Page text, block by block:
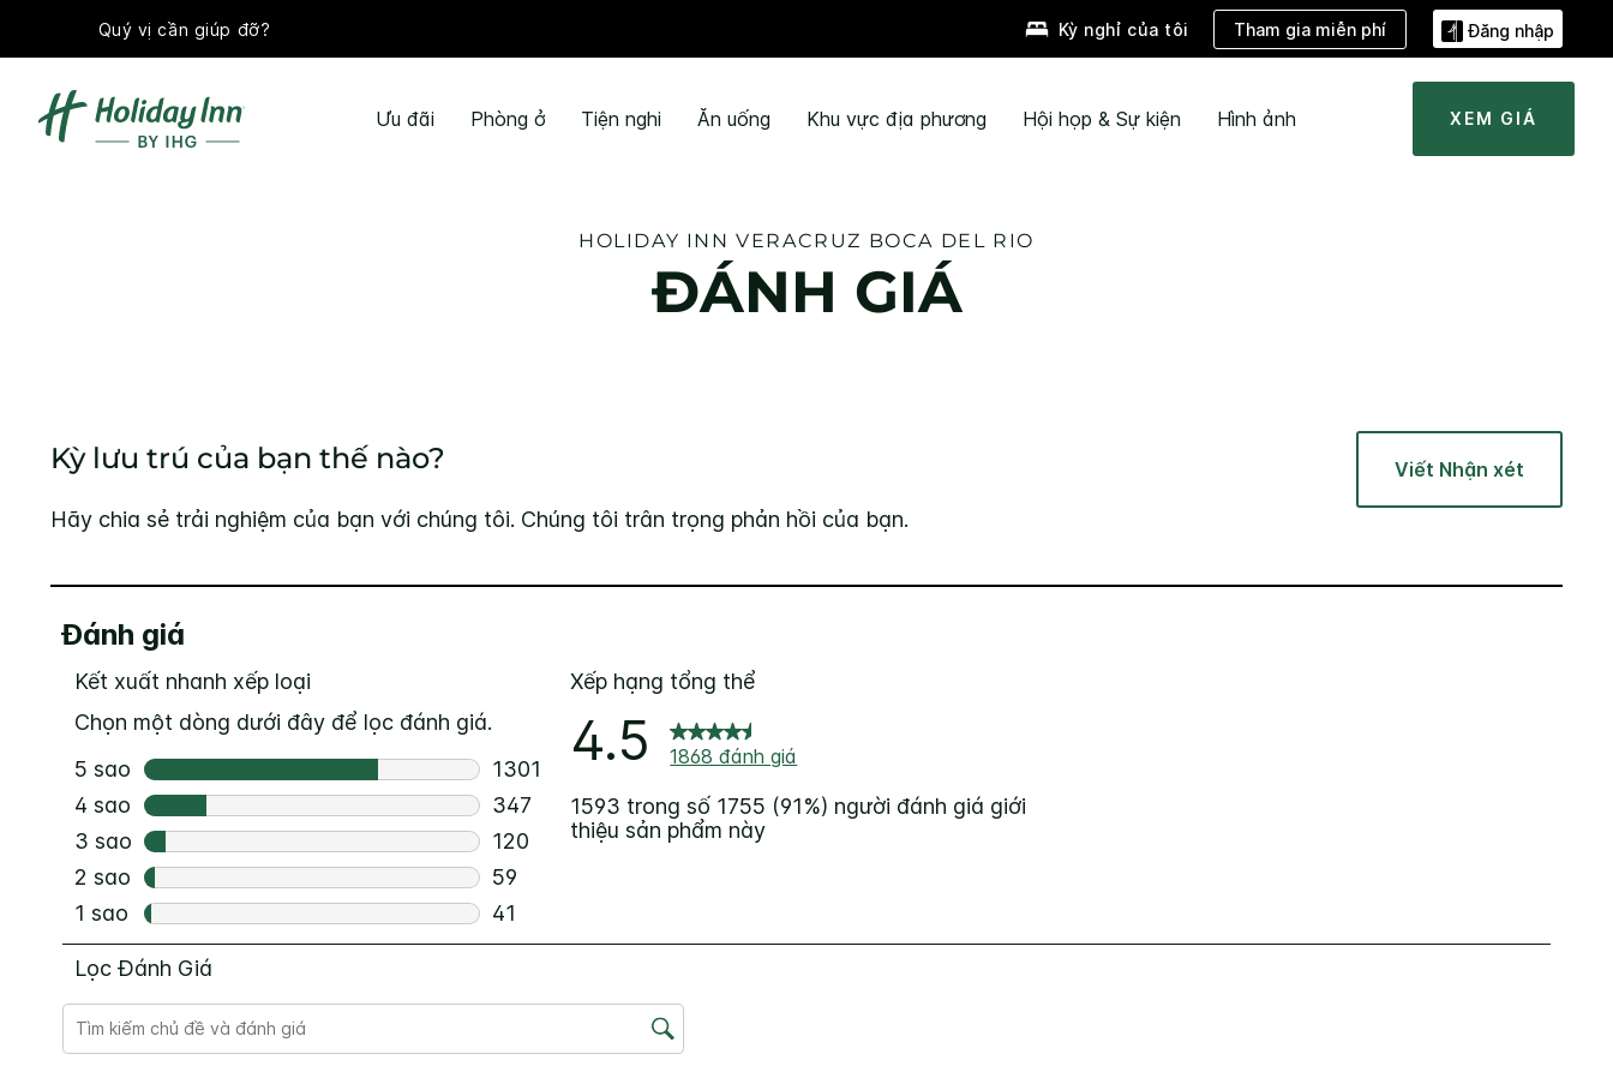
Quý vị cần giúp đỡ? Kỳ nghỉ của tôi Tham gia miễn phí Đăng nhập
Ưu đãi Phòng ở Tiện nghi Ăn uống Khu vực địa phương Hội họp & Sự kiện Hình ảnh XEM GIÁ
HOLIDAY INN VERACRUZ BOCA DEL RIO
ĐÁNH GIÁ
Kỳ lưu trú của bạn thế nào?
Hãy chia sẻ trải nghiệm của bạn với chúng tôi. Chúng tôi trân trọng phản hồi của bạn.
Viết Nhận xét